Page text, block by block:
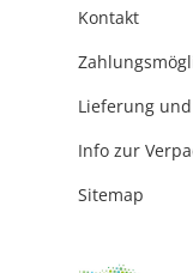
Kontakt
Lieferung
Info zur
Sitemap